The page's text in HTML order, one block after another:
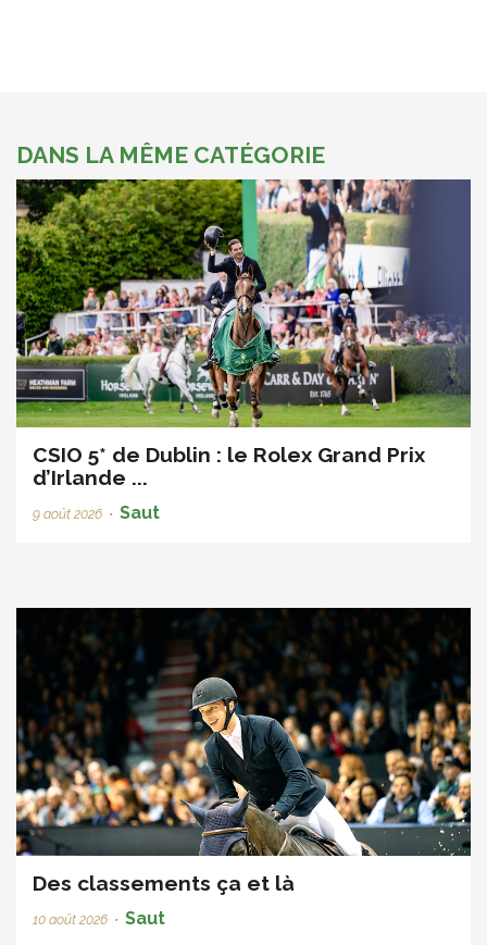
DANS LA MÊME CATÉGORIE
CSIO 5* de Dublin : le Rolex Grand Prix
d’Irlande ...
9 août 2026 • Saut
Des classements ça et là
10 août 2026 • Saut